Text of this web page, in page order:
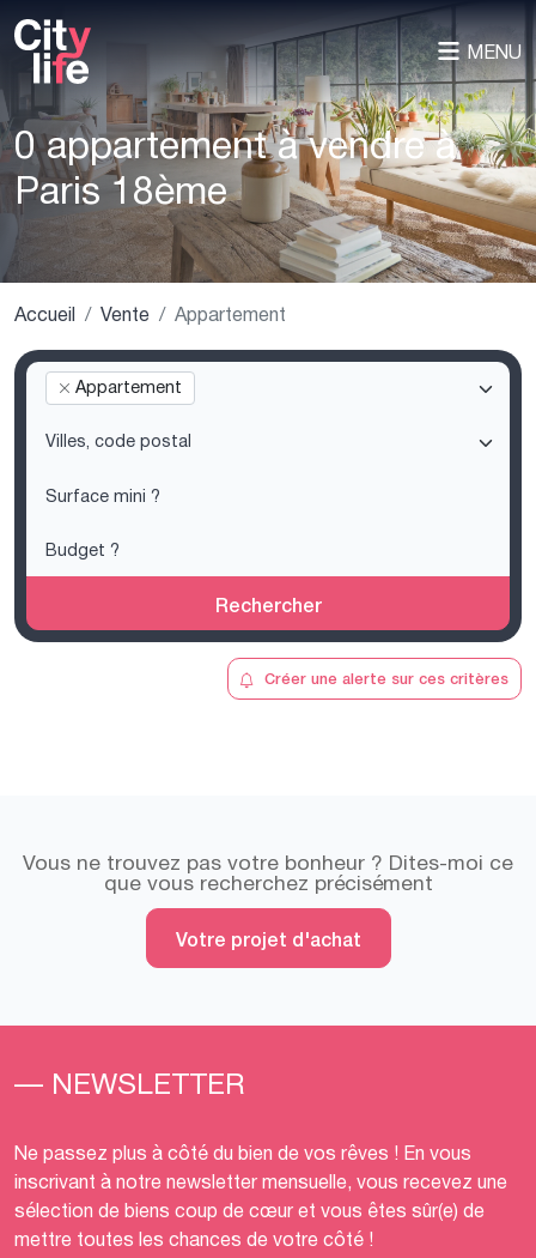
MENU
0 appartement à vendre à
Paris 18ème
Accueil Vente Appartement
Appartement
Rechercher
Créer une alerte sur ces critères
Vous ne trouvez pas votre bonheur ? Dites-moi ce
que vous recherchez précisément
Votre projet d'achat
— NEWSLETTER
Ne passez plus à côté du bien de vos rêves ! En vous
inscrivant à notre newsletter mensuelle, vous recevez une
sélection de biens coup de cœur et vous êtes sûr(e) de
mettre toutes les chances de votre côté !